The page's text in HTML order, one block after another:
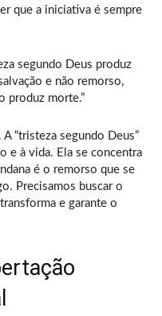
que a iniciativa é sempre
segundo Deus produz
e não remorso,
produz morte.”
“tristeza segundo Deus”
e à vida. Ela se concentra
é o remorso que se
Precisamos buscar o
e garante o